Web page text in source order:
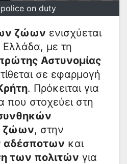
on duty
ζώων ενισχύεται
Ελλάδα, με τη
Αστυνομίας
σε εφαρμογή
. Πρόκειται για
που στοχεύει στη
ζώων, στην
αδέσποτων και
των πολιτών για